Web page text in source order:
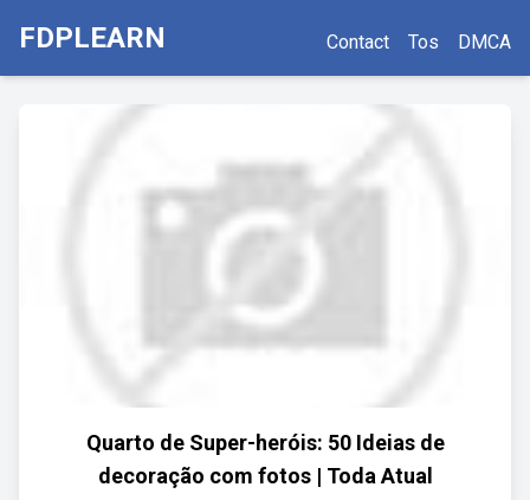
FDPLEARN Contact Tos DMCA
Quarto de Super-heróis: 50 Ideias de
decoração com fotos | Toda Atual